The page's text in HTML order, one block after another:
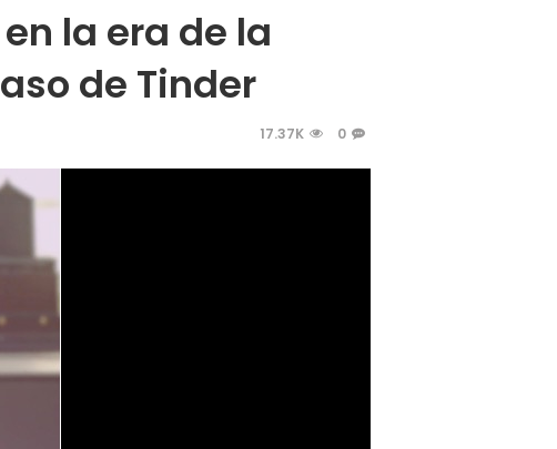
la era de la
de Tinder
17.37K 0